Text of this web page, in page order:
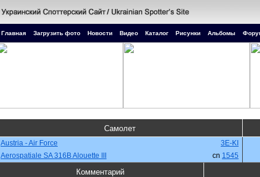
Главная Загрузить фото Новости Видео Каталог Рисунки Альбомы
Самолет
Austria - Air Force 3E-KI
Aerospatiale SA 316B Alouette III
cn 1545
Комментарий